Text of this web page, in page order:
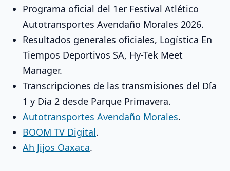
Programa oficial del 1er Festival Atlético
Autotransportes Avendaño Morales 2026.
Resultados generales oficiales, Logística En
Tiempos Deportivos SA, Hy-Tek Meet
Manager.
Transcripciones de las transmisiones del Día
1 y Día 2 desde Parque Primavera.
Autotransportes Avendaño Morales.
BOOM TV Digital.
Ah Jijos Oaxaca.